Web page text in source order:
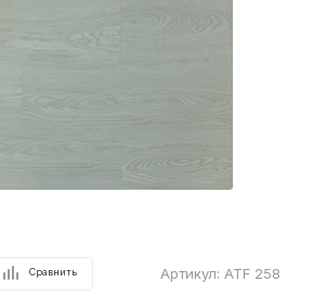
Сравнить Артикул: ATF 258